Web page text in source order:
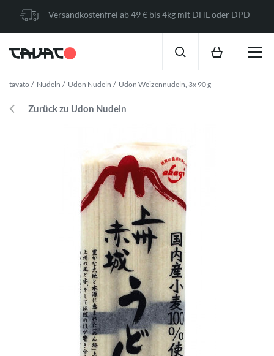
Versandkostenfrei ab 49 € bis 4kg mit DHL oder DPD
tavato Nudeln Udon Nudeln Udon Weizennudeln, 3x 90 g
Zurück zu Udon Nudeln